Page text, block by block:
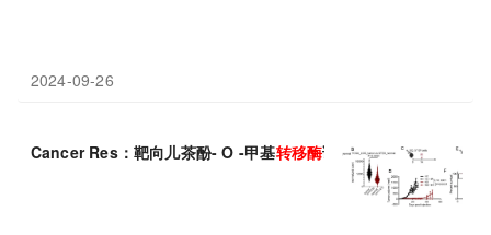
2024-09-26
Cancer Res：靶向儿茶酚- O -甲基转移酶诱导线粒体功能障碍并